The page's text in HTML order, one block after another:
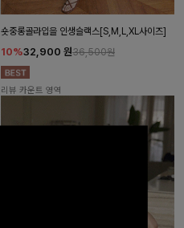
숏중롱골라입을 인생슬랙스[S,M,L,XL사이즈]
10%32,900 원36,500원
리뷰 카운트 영역